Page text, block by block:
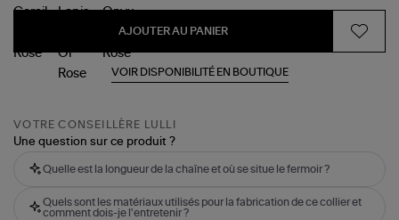
AJOUTER AU PANIER
VOIR DISPONIBILITÉ EN BOUTIQUE
VOTRE CONSEILLÈRE LULLI
Une question sur ce produit ?
Quelle est la longueur de la chaîne et où se situe le fermoir ?
Quels sont les matériaux utilisés pour la fabrication de ce collier et
comment dois-je l'entretenir ?